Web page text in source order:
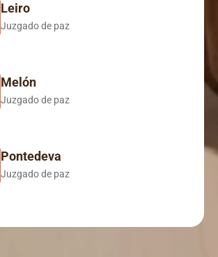
Leiro
Juzgado de paz
Melón
Juzgado de paz
Pontedeva
Juzgado de paz